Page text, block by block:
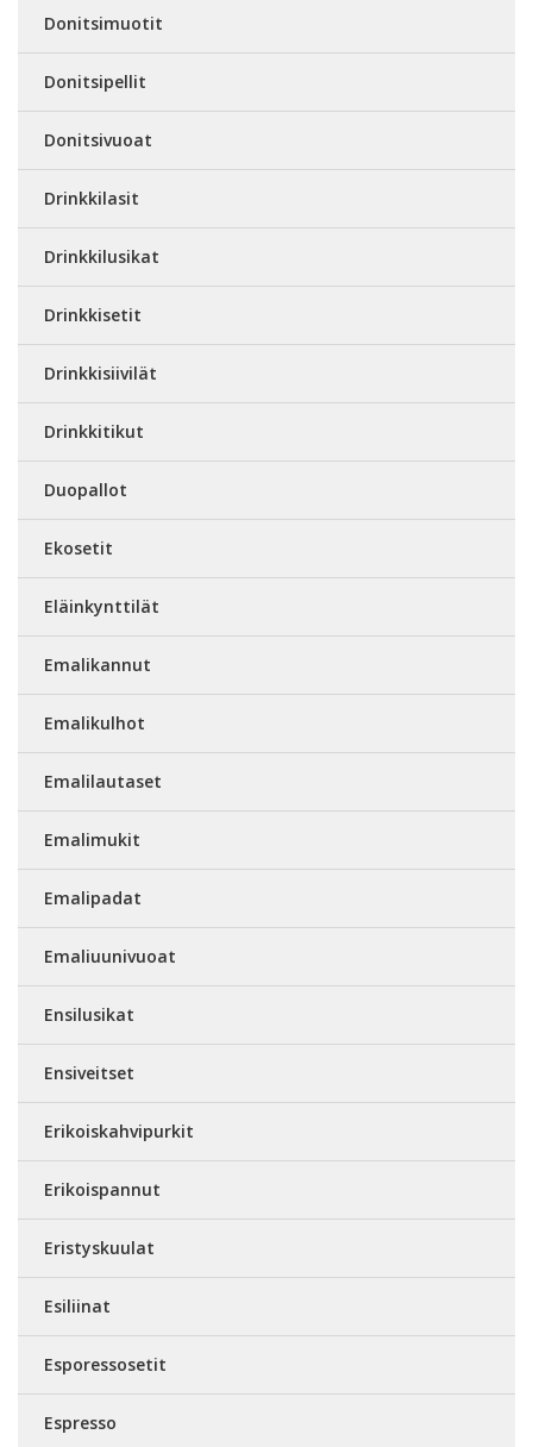
Donitsimuotit
Donitsipellit
Donitsivuoat
Drinkkilasit
Drinkkilusikat
Drinkkisetit
Drinkkisiivilät
Drinkkitikut
Duopallot
Ekosetit
Eläinkynttilät
Emalikannut
Emalikulhot
Emalilautaset
Emalimukit
Emalipadat
Emaliuunivuoat
Ensilusikat
Ensiveitset
Erikoiskahvipurkit
Erikoispannut
Eristyskuulat
Esiliinat
Esporessosetit
Espresso